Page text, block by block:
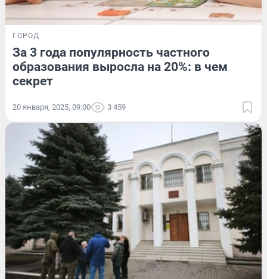
ГОРОД
За 3 года популярность частного
образования выросла на 20%: в чем
секрет
20 января, 2025, 09:00 3 459